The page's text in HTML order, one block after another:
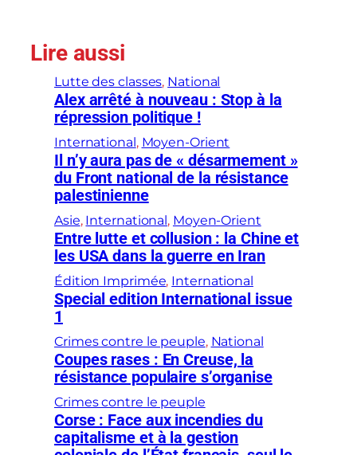
Lire aussi
Lutte des classes, National
Alex arrêté à nouveau : Stop à la
répression politique !
International , Moyen-Orient
Il n’y aura pas de « désarmement »
du Front national de la résistance
palestinienne
Asie, International , Moyen-Orient
Entre lutte et collusion : la Chine et
les USA dans la guerre en Iran
Édition Imprimée, International
Special edition International issue
1
Crimes contre le peuple, National
Coupes rases : En Creuse, la
résistance populaire s’organise
Crimes contre le peuple
Corse : Face aux incendies du
capitalisme et à la gestion